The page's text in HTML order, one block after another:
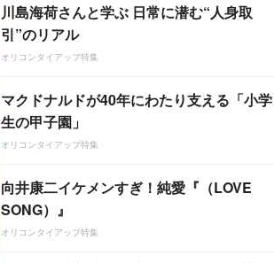
川島海荷さんと学ぶ 日常に潜む“人身取
引”のリアル
オリコンタイアップ特集
マクドナルドが40年にわたり支える「小学
生の甲子園」
オリコンタイアップ特集
向井康二イケメンすぎ！純愛『（LOVE
SONG）』
オリコンタイアップ特集